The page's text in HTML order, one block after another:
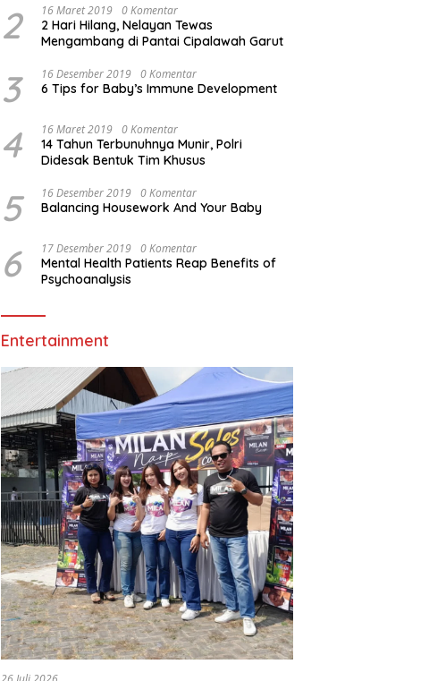
2 16 Maret 2019 0 Komentar
2 Hari Hilang, Nelayan Tewas
Mengambang di Pantai Cipalawah Garut
3 16 Desember 2019 0 Komentar
6 Tips for Baby’s Immune Development
4 16 Maret 2019 0 Komentar
14 Tahun Terbunuhnya Munir, Polri
Didesak Bentuk Tim Khusus
5 16 Desember 2019 0 Komentar
Balancing Housework And Your Baby
6 17 Desember 2019 0 Komentar
Mental Health Patients Reap Benefits of
Psychoanalysis
Entertainment